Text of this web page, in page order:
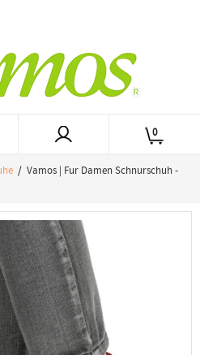
0
/ Vamos | Fur Damen Schnurschuh -